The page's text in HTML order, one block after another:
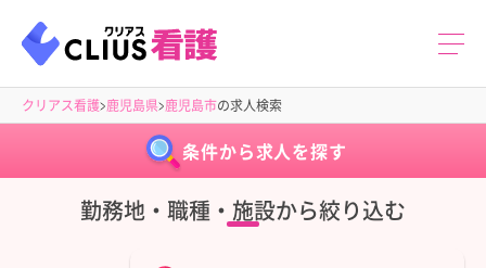
クリアス看護 鹿児島県 鹿児島市の求人検索
条件から求人を探す
勤務地・職種・施設から絞り込む